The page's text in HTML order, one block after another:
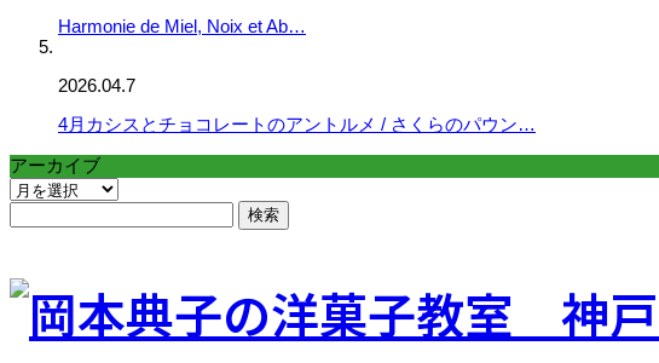
Harmonie de Miel, Noix et Ab…
2026.04.7
4月カシスとチョコレートのアントルメ / さくらのパウン…
アーカイブ
ア
ー
カ
ブ
検
索: